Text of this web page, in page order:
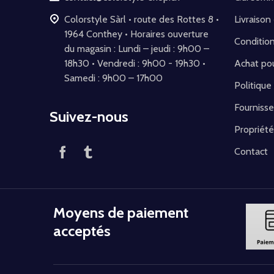
Colorstyle Sàrl • route des Rottes 8 •
1964 Conthey • Horaires ouverture
du magasin : Lundi – jeudi : 9h00 –
18h30 • Vendredi : 9h00 - 19h30 •
Samedi : 9h00 – 17h00
Suivez-nous
Achat
Contact
Moyens de paiement
acceptés